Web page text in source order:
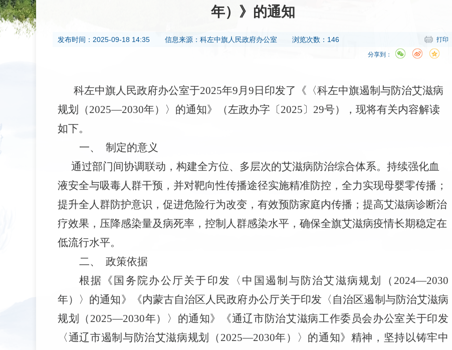
年）》的通知
发布时间： 2025-09-18 14:35 信息来源： 科左中旗人民政府办公室 浏览次数：146 打印
分享到：
科左中旗人民政府办公室于2025年9月9日印发了《〈科左中旗遏制与防治艾滋病
规划（2025—2030年）〉的通知》（左政办字〔2025〕29号），现将有关内容解读
如下。
一、
制定的意义
通过部门间协调联动，构建全方位、多层次的艾滋病防治综合体系。持续强化血
液安全与吸毒人群干预，并对靶向性传播途径实施精准防控，全力实现母婴零传播；
提升全人群防护意识，促进危险行为改变，有效预防家庭内传播；提高艾滋病诊断治
疗效果，压降感染量及病死率，控制人群感染水平，确保全旗艾滋病疫情长期稳定在
低流行水平。
二、
政策依据
根据《国务院办公厅关于印发〈中国遏制与防治艾滋病规划（2024—2030
年）〉的通知》《内蒙古自治区人民政府办公厅关于印发〈自治区遏制与防治艾滋病
规划（2025—2030年）〉的通知》《通辽市防治艾滋病工作委员会办公室关于印发
〈通辽市遏制与防治艾滋病规划（2025—2030年）〉的通知》精神，坚持以铸牢中